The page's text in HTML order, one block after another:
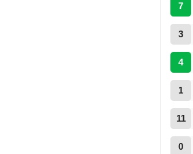
7
3
4
1
11
0